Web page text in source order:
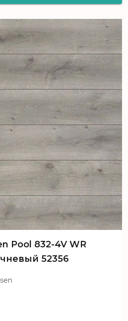
52354
Pool 832-4V WR
52356